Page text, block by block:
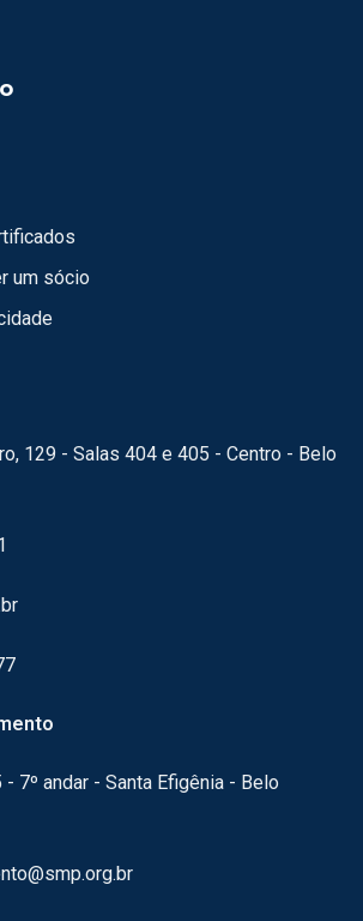
um sócio
129 - Salas 404 e 405 - Centro - Belo
- 7º andar - Santa Efigênia - Belo